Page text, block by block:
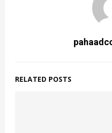
RELATED POSTS